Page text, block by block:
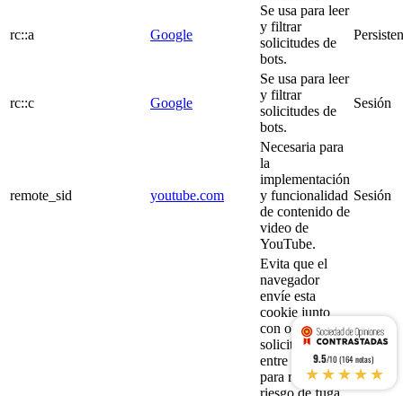
rc::a Google
Se usa para leer
y filtrar
solicitudes de
bots.
rc::c Google
Se usa para leer
y filtrar
solicitudes de
bots.
Sesión
remote_sid youtube.com
Necesaria para
la
implementación
y funcionalidad
de contenido de
video de
YouTube.
Sesión
Evita que el
navegador
envíe esta
cookie junto
con otras
solicitudes
entre sitios,
para reducir el
riesgo de fuga
9.5/10 (164 notas)
★★★★★